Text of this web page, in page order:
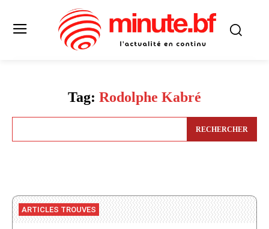
Tag: Rodolphe Kabré
RECHERCHER
ARTICLES TROUVES